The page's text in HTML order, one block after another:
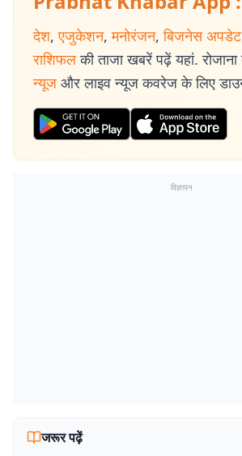
देश, एजुकेशन, मनोरंजन, बिजनेस अपडेट
राशिफल की ताजा खबरें पढ़ें यहां.
न्यूज और लाइव न्यूज कवरेज के लिए
विज्ञापन
जरूर पढ़ें